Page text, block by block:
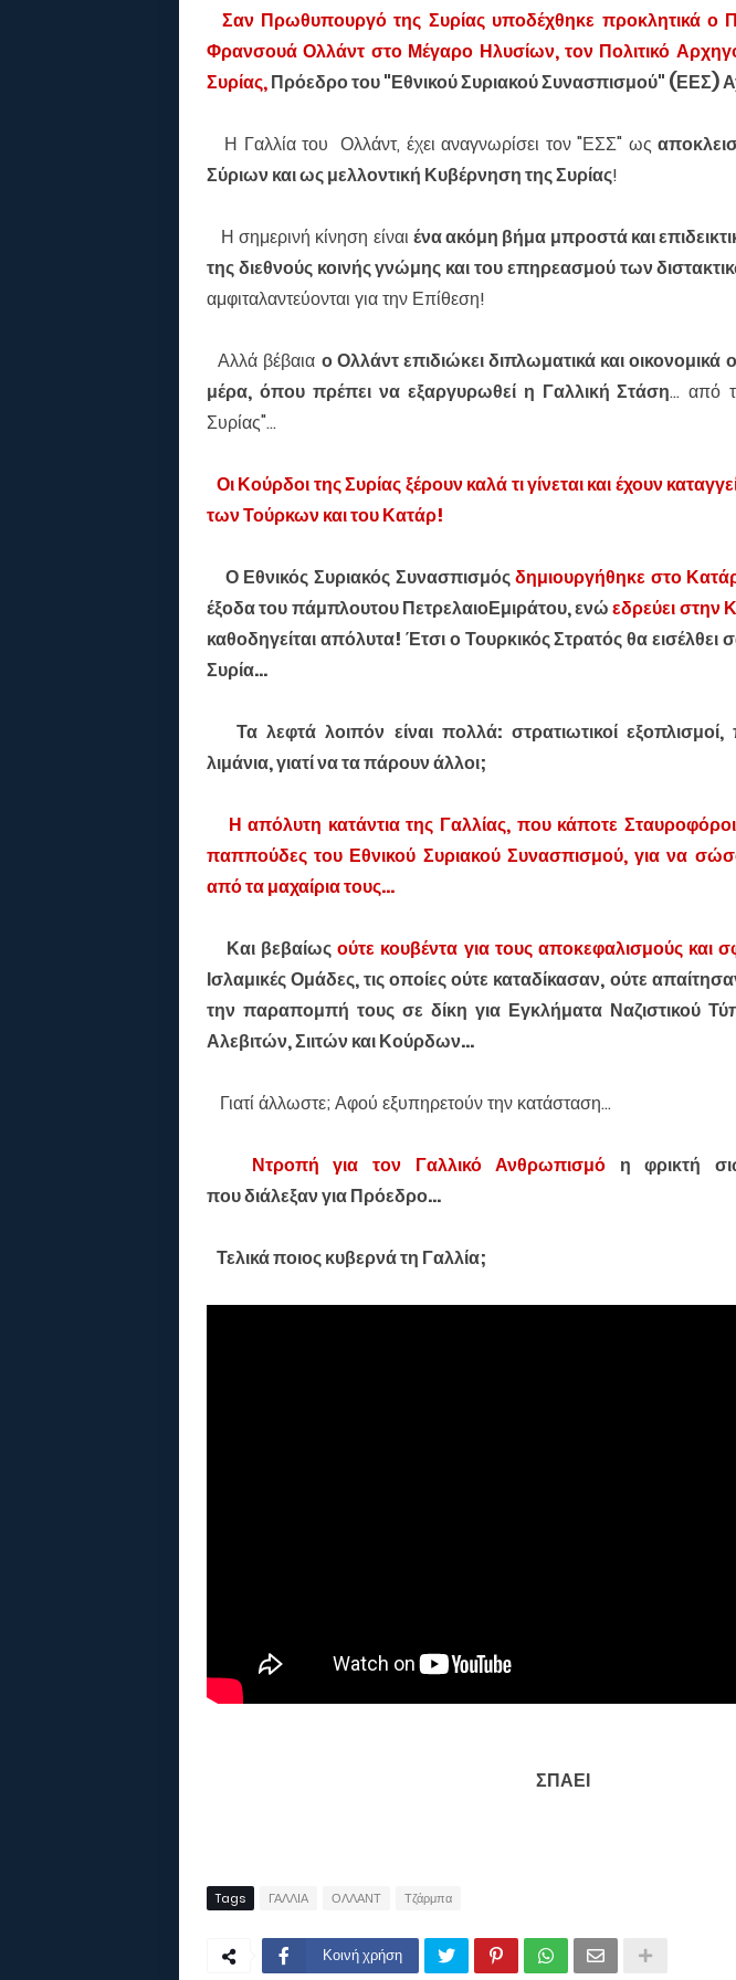
Σαν Πρωθυπουργό της Συρίας υποδέχθηκε προκλητικά ο
Φρανσουά Ολλάντ στο Μέγαρο Ηλυσίων, τον Πολιτικό
Συρίας,Πρόεδρο του "Εθνικού Συριακού Συνασπισμού" (ΕΕΣ)
Η Γαλλία του Ολλάντ, έχει αναγνωρίσει τον "ΕΣΣ" ως
Σύριων και ως μελλοντική Κυβέρνηση της Συρίας!
Η σημερινή κίνηση είναι ένα ακόμη βήμα μπροστά και
της διεθνούς κοινής γνώμης και του επηρεασμού των
αμφιταλαντεύονται για την Επίθεση!
Αλλά βέβαια ο Ολλάντ επιδιώκει διπλωματικά και
μέρα, όπου πρέπει να εξαργυρωθεί η Γαλλική Στάση... από
Συρίας"...
Οι Κούρδοι της Συρίας ξέρουν καλά τι γίνεται και έχουν
των Τούρκων και του Κατάρ!
Ο Εθνικός Συριακός Συνασπισμόςδημιουργήθηκε στο
έξοδα του πάμπλουτου ΠετρελαιοΕμιράτου, ενώεδρεύει στην
καθοδηγείται απόλυτα! Έτσι ο Τουρκικός Στρατός θα εισέλθει
Συρία...
Τα λεφτά λοιπόν είναι πολλά: στρατιωτικοί
λιμάνια, γιατί να τα πάρουν άλλοι;
Η απόλυτη κατάντια της Γαλλίας, που κάποτε
παππούδες του Εθνικού Συριακού Συνασπισμού, για να
από τα μαχαίρια τους...
Και βεβαίωςούτε κουβέντα για τους αποκεφαλισμούς και
Ισλαμικές Ομάδες, τις οποίες ούτε καταδίκασαν, ούτε
την παραπομπή τους σε δίκη για Εγκλήματα Ναζιστικού
Αλεβιτών, Σιιτών και Κούρδων...
Γιατί άλλωστε; Αφού εξυπηρετούν την κατάσταση...
Ντροπή για τον Γαλλικό Ανθρωπισμό η φρικτή
που διάλεξαν για Πρόεδρο...
Τελικά ποιος κυβερνά τη Γαλλία;
ΣΠΑΕΙ
Tags ΓΑΛΛΙΑ ΟΛΛΑΝΤ Τζάρμπα
Κοινή χρήση